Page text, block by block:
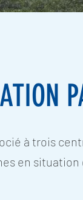
à trois
en